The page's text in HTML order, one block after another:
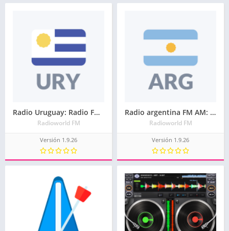
Radio Uruguay: Radio FM gratis, Radio online
Radioworld FM
Versión 1.9.26
Radio argentina FM AM: Radios argentinas en vivo
Radioworld FM
Versión 1.9.26